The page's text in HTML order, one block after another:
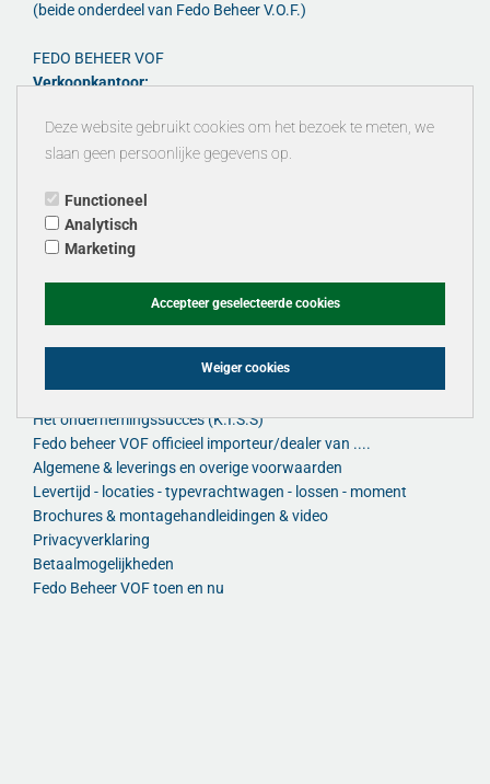
(beide onderdeel van Fedo Beheer V.O.F.)
FEDO BEHEER VOF
Verkoopkantoor:
Tel: +31 682595913
info@magazijninrichtingshop.nl
info@tpscmagazijnstellingen.nl
Website:
www.tpscmagazijnstellingen.nl
KvK 30176217
Voorwaarden & info:
Het ondernemingssucces (K.I.S.S)
Fedo beheer VOF officieel importeur/dealer van ....
Algemene & leverings en overige voorwaarden
Levertijd - locaties - typevrachtwagen - lossen - moment
Brochures & montagehandleidingen & video
Privacyverklaring
Betaalmogelijkheden
Fedo Beheer VOF toen en nu
Deze website gebruikt cookies om het bezoek te meten, we
slaan geen persoonlijke gegevens op.
Functioneel
Analytisch
Marketing
Accepteer geselecteerde cookies
Weiger cookies